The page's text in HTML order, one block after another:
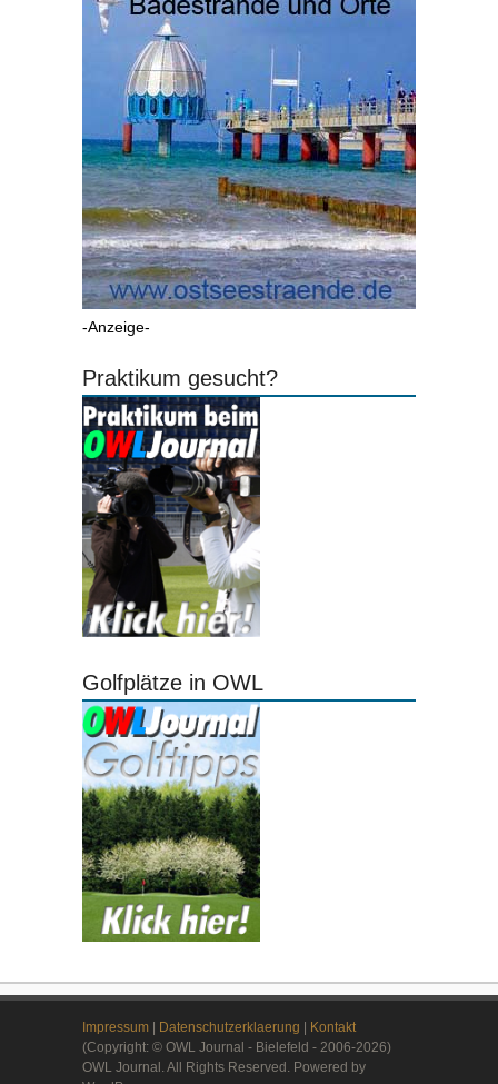
-Anzeige-
Praktikum gesucht?
Golfplätze in OWL
Impressum Datenschutzerklaerung
Kontakt
(Copyright: © OWL Journal - Bielefeld - 2006-2026)
OWL Journal. All Rights Reserved. Powered by